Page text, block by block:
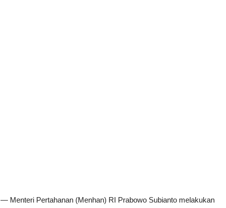
— Menteri Pertahanan (Menhan) RI Prabowo Subianto melakukan